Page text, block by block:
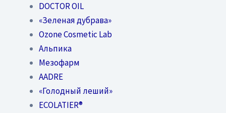
DOCTOR OIL
«Зеленая дубрава»
Ozone Cosmetic Lab
Альпика
Мезофарм
AADRE
«Голодный леший»
EСОLATIER®